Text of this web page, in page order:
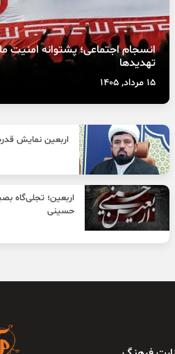
انسجام اجتماعی؛ پشتوانه امنیت
تهدیدها
15 مرداد, 1405
اربعین نمایش
اربعین؛ تجلی‌گاه
حسینی